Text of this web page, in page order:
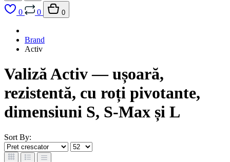
0 0 0
Brand
Activ
Valiză Activ — ușoară,
rezistentă, cu roți pivotante,
dimensiuni S, S-Max și L
Sort By: